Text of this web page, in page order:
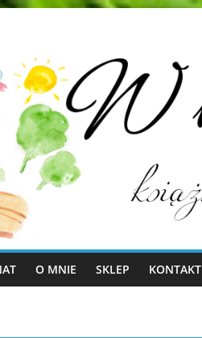
O MNIE SKLEP KONTAKT